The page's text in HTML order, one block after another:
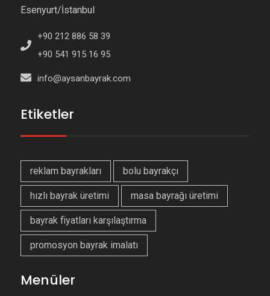
Esenyurt/İstanbul
+90 212 886 58 39
+90 541 915 16 95
info@aysanbayrak.com
Etiketler
reklam bayrakları bolu bayrakçı
hızlı bayrak üretimi masa bayrağı üretimi
bayrak fiyatları karşılaştırma
promosyon bayrak imalatı
Menüler